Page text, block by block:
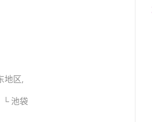
地区,
└ 池袋